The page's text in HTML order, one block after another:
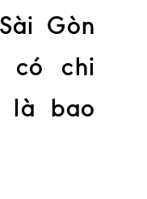
Gòn
có chi
là bao